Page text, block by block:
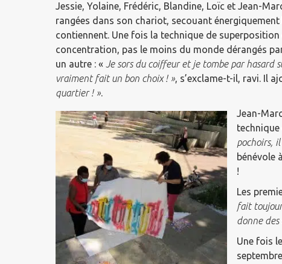
Jessie, Yolaine, Frédéric, Blandine, Loïc et Jean-
rangées dans son chariot, secouant
contiennent. Une fois la technique de
concentration, pas le moins du monde dérangés
un autre : « Je sors du coiffeur et je tombe par hasard
vraiment fait un bon choix ! », s’exclame-t-il, ravi. Il
quartier ! ».
Jean-
pochoirs,
bénévole
!
Les
fait
donne des
Une fois